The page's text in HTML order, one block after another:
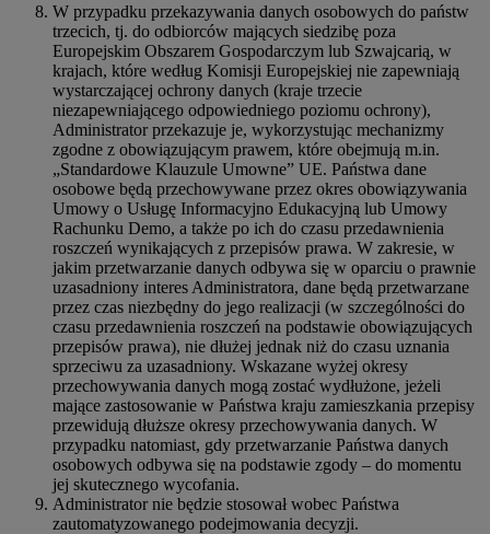
W przypadku przekazywania danych osobowych do państw
trzecich, tj. do odbiorców mających siedzibę poza
Europejskim Obszarem Gospodarczym lub Szwajcarią, w
krajach, które według Komisji Europejskiej nie zapewniają
wystarczającej ochrony danych (kraje trzecie
niezapewniającego odpowiedniego poziomu ochrony),
Administrator przekazuje je, wykorzystując mechanizmy
zgodne z obowiązującym prawem, które obejmują m.in.
„Standardowe Klauzule Umowne” UE. Państwa dane
osobowe będą przechowywane przez okres obowiązywania
Umowy o Usługę Informacyjno Edukacyjną lub Umowy
Rachunku Demo, a także po ich do czasu przedawnienia
roszczeń wynikających z przepisów prawa. W zakresie, w
jakim przetwarzanie danych odbywa się w oparciu o prawnie
uzasadniony interes Administratora, dane będą przetwarzane
przez czas niezbędny do jego realizacji (w szczególności do
czasu przedawnienia roszczeń na podstawie obowiązujących
przepisów prawa), nie dłużej jednak niż do czasu uznania
sprzeciwu za uzasadniony. Wskazane wyżej okresy
przechowywania danych mogą zostać wydłużone, jeżeli
mające zastosowanie w Państwa kraju zamieszkania przepisy
przewidują dłuższe okresy przechowywania danych. W
przypadku natomiast, gdy przetwarzanie Państwa danych
osobowych odbywa się na podstawie zgody – do momentu
jej skutecznego wycofania.
Administrator nie będzie stosował wobec Państwa
zautomatyzowanego podejmowania decyzji.